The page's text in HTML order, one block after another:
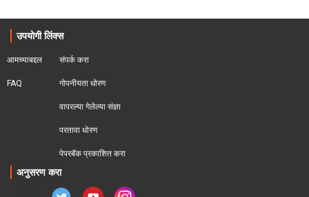
उपयोगी लिंक्स
आमच्याबद्दल
FAQ
संपर्क करा
गोपनीयता धोरण
वापरल्या गेलेल्या संज्ञा
परतावा धोरण
पेपरबॅक प्रकाशित करा
अनुसरण करा